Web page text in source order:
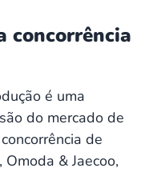
concorrência
é uma
do mercado de
de
& Jaecoo,